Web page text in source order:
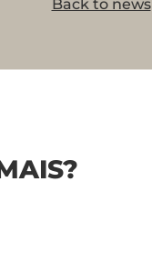
Back to news